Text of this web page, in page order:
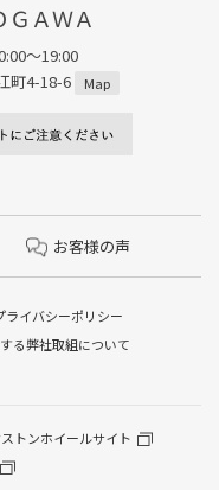
ＧＡＷＡ
～19:00
町4-18-6
Map
お客様の声
ライバシーポリシー
る弊社取組について
トンホイールサイト